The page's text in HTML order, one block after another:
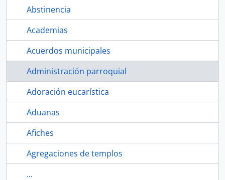
Abstinencia
Academias
Acuerdos municipales
Administración parroquial
Adoración eucarística
Aduanas
Afiches
Agregaciones de templos
...